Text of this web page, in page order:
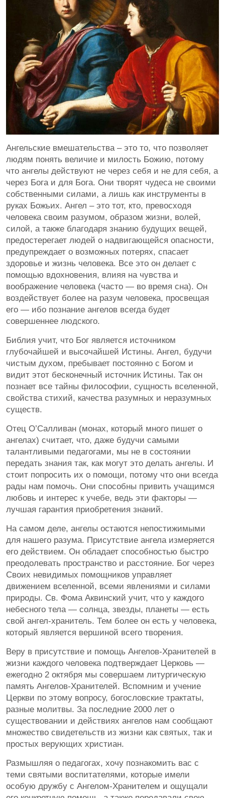
Ангельские вмешательства – это то, что позволяет
людям понять величие и милость Божию, потому
что ангелы действуют не через себя и не для себя, а
через Бога и для Бога. Они творят чудеса не своими
собственными силами, а лишь как инструменты в
руках Божьих. Ангел – это тот, кто, превосходя
человека своим разумом, образом жизни, волей,
силой, а также благодаря знанию будущих вещей,
предостерегает людей о надвигающейся опасности,
предупреждает о возможных потерях, спасает
здоровье и жизнь человека. Все это он делает с
помощью вдохновения, влияя на чувства и
воображение человека (часто — во время сна). Он
воздействует более на разум человека, просвещая
его — ибо познание ангелов всегда будет
совершеннее людского.
Библия учит, что Бог является источником
глубочайшей и высочайшей Истины. Ангел, будучи
чистым духом, пребывает постоянно с Богом и
видит этот бесконечный источник Истины. Так он
познает все тайны философии, сущность вселенной,
свойства стихий, качества разумных и неразумных
существ.
Отец О’Салливан (монах, который много пишет о
ангелах) считает, что, даже будучи самыми
талантливыми педагогами, мы не в состоянии
передать знания так, как могут это делать ангелы. И
стоит попросить их о помощи, потому что они всегда
рады нам помочь. Они способны привить учащимся
любовь и интерес к учебе, ведь эти факторы —
лучшая гарантия приобретения знаний.
На самом деле, ангелы остаются непостижимыми
для нашего разума. Присутствие ангела измеряется
его действием. Он обладает способностью быстро
преодолевать пространство и расстояние. Бог через
Своих невидимых помощников управляет
движением вселенной, всеми явлениями и силами
природы. Св. Фома Аквинский учит, что у каждого
небесного тела — солнца, звезды, планеты — есть
свой ангел-хранитель. Тем более он есть у человека,
который является вершиной всего творения.
Веру в присутствие и помощь Ангелов-Хранителей в
жизни каждого человека подтверждает Церковь —
ежегодно 2 октября мы совершаем литургическую
память Ангелов-Хранителей. Вспомним и учение
Церкви по этому вопросу, богословские трактаты,
разные молитвы. За последние 2000 лет о
существовании и действиях ангелов нам сообщают
множество свидетельств из жизни как святых, так и
простых верующих христиан.
Размышляя о педагогах, хочу познакомить вас с
теми святыми воспитателями, которые имели
особую дружбу с Ангелом-Хранителем и ощущали